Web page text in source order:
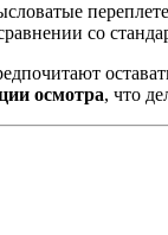
со
осмотра, что